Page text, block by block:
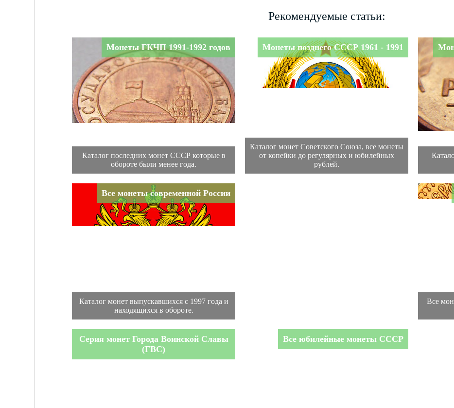
Рекомендуемые статьи:
Монеты ГКЧП 1991-1992 годов
Каталог последних монет СССР которые в
обороте были менее года.
Монеты позднего СССР 1961 - 1991
Каталог монет Советского Союза, все монеты
от копейки до регулярных и юбилейных
рублей.
Все монеты современной России
Каталог монет выпускавшихся с 1997 года и
находящихся в обороте.
Все
Серия монет Города Воинской Славы
(ГВС)
Все юбилейные монеты СССР